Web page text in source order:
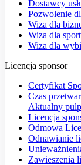
Dostawcy
Pozwolenie
Wiza dla
Wiza dla
Wiza dla
Licencja sponsor
Certyfikat
Czas
Aktualny
Licencja
Odmowa
Odnawianie
Zawieszenia